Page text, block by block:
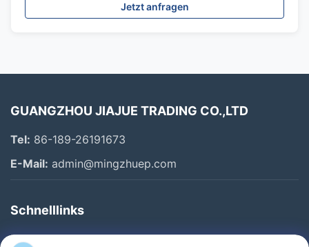
Jetzt anfragen
GUANGZHOU JIAJUE TRADING CO.,LTD
Tel: 86-189-26191673
E-Mail: admin@mingzhuep.com
Schnelllinks
Zu Hause